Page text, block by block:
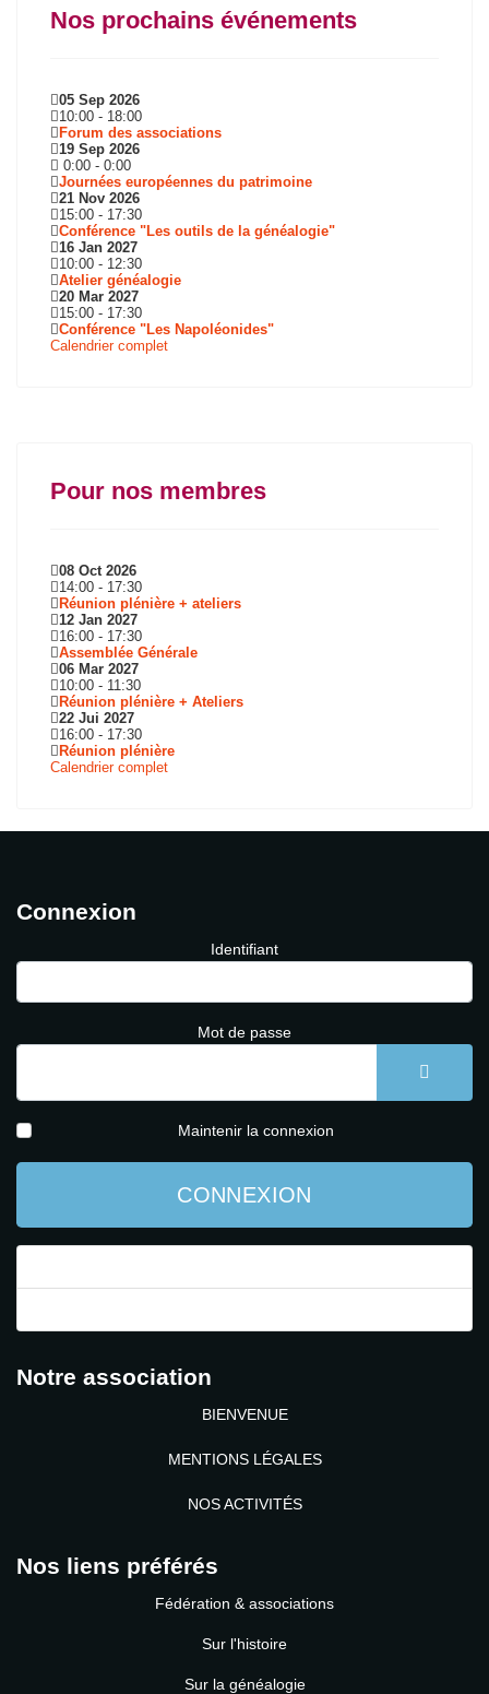
Nos prochains événements
05 Sep 2026
10:00 - 18:00
Forum des associations
19 Sep 2026
0:00 - 0:00
Journées européennes du patrimoine
21 Nov 2026
15:00 - 17:30
Conférence "Les outils de la généalogie"
16 Jan 2027
10:00 - 12:30
Atelier généalogie
20 Mar 2027
15:00 - 17:30
Conférence "Les Napoléonides"
Calendrier complet
Pour nos membres
08 Oct 2026
14:00 - 17:30
Réunion plénière + ateliers
12 Jan 2027
16:00 - 17:30
Assemblée Générale
06 Mar 2027
10:00 - 11:30
Réunion plénière + Ateliers
22 Jui 2027
16:00 - 17:30
Réunion plénière
Calendrier complet
Connexion
Identifiant
Mot de passe
Maintenir la connexion
CONNEXION
Notre association
BIENVENUE
MENTIONS LÉGALES
NOS ACTIVITÉS
Nos liens préférés
Fédération & associations
Sur l'histoire
Sur la généalogie